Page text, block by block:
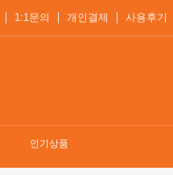
1:1문의 개인결제 사용후기
인기상품